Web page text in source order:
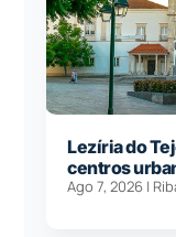
Lezíria do
centros
Ago 7, 2026 |